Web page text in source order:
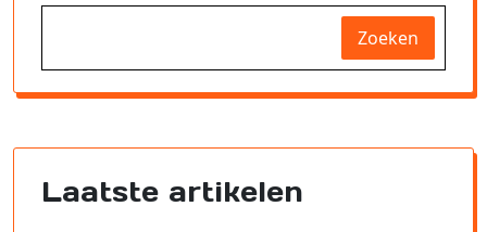
Zoeken
Laatste artikelen